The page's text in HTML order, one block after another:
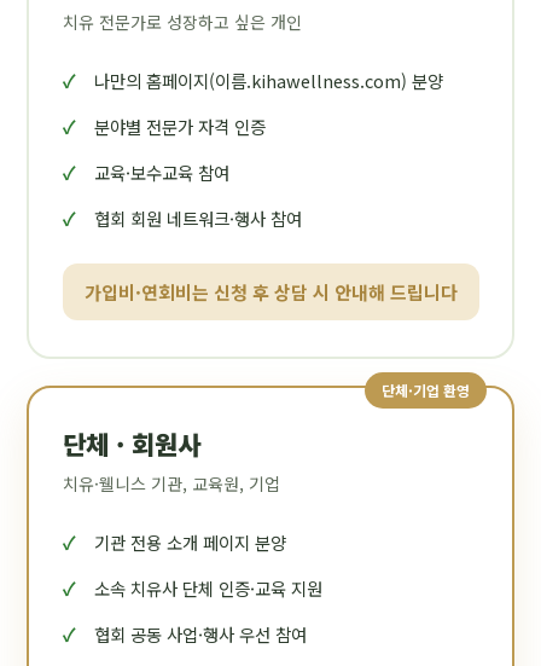
치유 전문가로 성장하고 싶은 개인
나만의 홈페이지(이름.kihawellness.com) 분양
분야별 전문가 자격 인증
교육·보수교육 참여
협회 회원 네트워크·행사 참여
가입비·연회비는 신청 후 상담 시 안내해 드립니다
단체·기업 환영
단체 · 회원사
치유·웰니스 기관, 교육원, 기업
기관 전용 소개 페이지 분양
소속 치유사 단체 인증·교육 지원
협회 공동 사업·행사 우선 참여